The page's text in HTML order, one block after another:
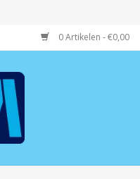
0 Artikelen - €0,00